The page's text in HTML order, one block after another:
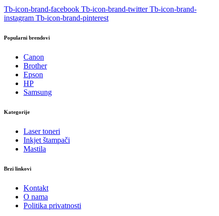
Tb-icon-brand-facebook Tb-icon-brand-twitter Tb-icon-brand-
instagram Tb-icon-brand-pinterest
Popularni brendovi
Canon
Brother
Epson
HP
Samsung
Kategorije
Laser toneri
Inkjet štampači
Mastila
Brzi linkovi
Kontakt
O nama
Politika privatnosti